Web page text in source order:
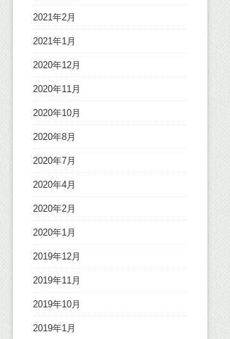
2021年2月
2021年1月
2020年12月
2020年11月
2020年10月
2020年8月
2020年7月
2020年4月
2020年2月
2020年1月
2019年12月
2019年11月
2019年10月
2019年1月